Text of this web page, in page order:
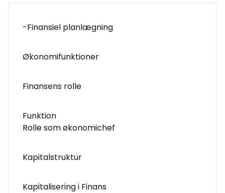
-Finansiel planlægning
Økonomifunktioner
Finansens rolle
Funktion
Rolle som økonomichef
Kapitalstruktur
Kapitalisering i Finans